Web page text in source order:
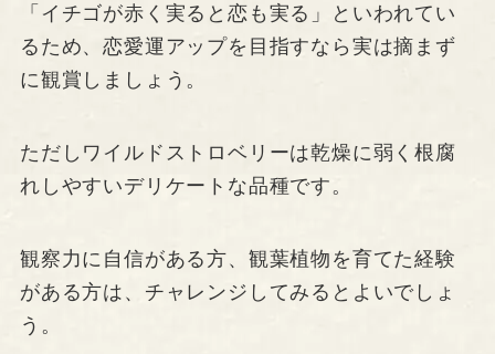
「イチゴが赤く実ると恋も実る」といわれてい
るため、恋愛運アップを目指すなら実は摘まず
に観賞しましょう。
ただしワイルドストロベリーは乾燥に弱く根腐
れしやすいデリケートな品種です。
観察力に自信がある方、観葉植物を育てた経験
がある方は、チャレンジしてみるとよいでしょ
う。